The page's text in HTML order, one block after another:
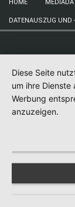
HOME
DATENAUSZUG UND
Diese Seite
um ihre
Werbung
anzuzeigen.